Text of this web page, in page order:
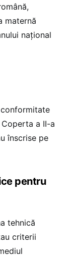
maternă
național
a II-a
înscrise pe
pentru
tehnică
criterii